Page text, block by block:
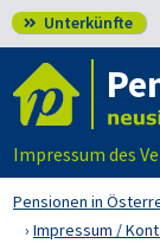
 Unterkünfte
Impressum des
Pensionen in
Impressum /